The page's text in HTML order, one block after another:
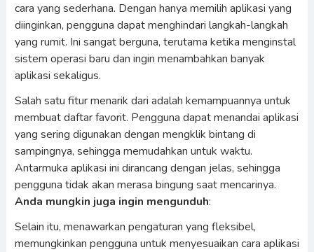
cara yang sederhana. Dengan hanya memilih aplikasi yang
diinginkan, pengguna dapat menghindari langkah-langkah
yang rumit. Ini sangat berguna, terutama ketika menginstal
sistem operasi baru dan ingin menambahkan banyak
aplikasi sekaligus.
Salah satu fitur menarik dari adalah kemampuannya untuk
membuat daftar favorit. Pengguna dapat menandai aplikasi
yang sering digunakan dengan mengklik bintang di
sampingnya, sehingga memudahkan untuk waktu.
Antarmuka aplikasi ini dirancang dengan jelas, sehingga
pengguna tidak akan merasa bingung saat mencarinya.
Anda mungkin juga ingin mengunduh:
Selain itu, menawarkan pengaturan yang fleksibel,
memungkinkan pengguna untuk menyesuaikan cara aplikasi